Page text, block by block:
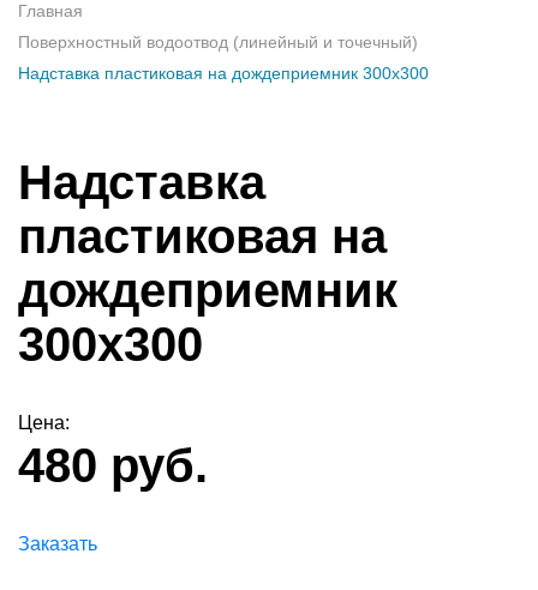
Главная
Поверхностный водоотвод (линейный и точечный)
Надставка пластиковая на дождеприемник 300х300
Надставка
пластиковая на
дождеприемник
300х300
Цена:
480 руб.
Заказать